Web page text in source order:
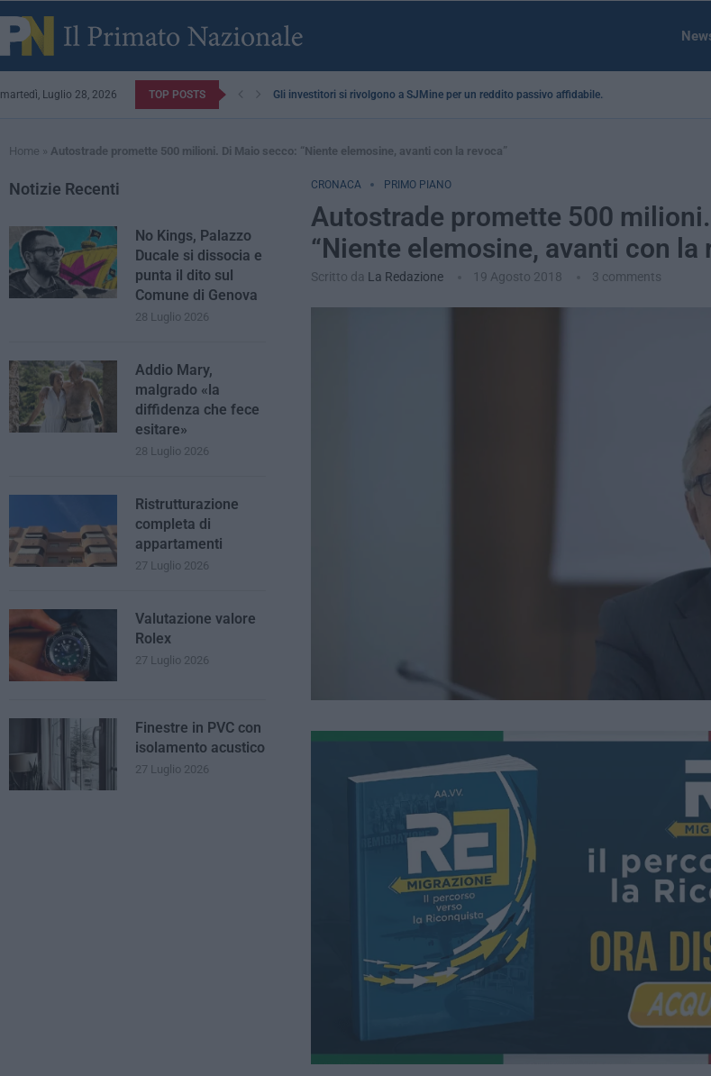
martedì, Luglio 28, 2026 TOP POSTS Gli investitori si rivolgono a SJMine per un reddito passivo affidabile...
Home » Autostrade promette 500 milioni. Di Maio secco: “Niente elemosine, avanti con la revoca”
CRONACA PRIMO PIANO
Autostrade promette 500
“Niente elemosine, avanti con la
Scritto da La Redazione 19 Agosto 2018 3 comments
Notizie Recenti
No Kings, Palazzo
Ducale si dissocia e
punta il dito sul
Comune di Genova
28 Luglio 2026
Addio Mary,
malgrado «la
diffidenza che fece
esitare»
28 Luglio 2026
Ristrutturazione
completa di
appartamenti
27 Luglio 2026
Valutazione valore
Rolex
27 Luglio 2026
Finestre in PVC con
isolamento acustico
27 Luglio 2026